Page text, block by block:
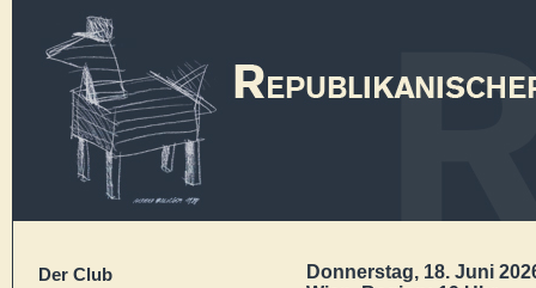
Der Club
Donnerstag, 18. Juni